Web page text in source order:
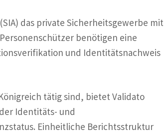
das private Sicherheitsgewerbe mit
benötigen eine
und Identitätsnachweis
tätig sind, bietet Validato
Identitäts- und
Einheitliche Berichtsstruktur